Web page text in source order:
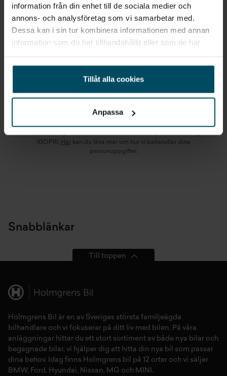
information från din enhet till de sociala medier och
annons- och analysföretag som vi samarbetar med.
Dessa kan i sin tur kombinera informationen med annan
information som du har tillhandahållit eller som de har
Tillåt alla cookies
Anpassa
Jag vill starta en bevakning
Bevaka
(GDPR). Härkan du läsa mer om hur vi behandlar dina
personuppgifter.
Snabblänkar
Till toppen
Holmgrens Bil är en av Sveriges största familjeägda
bilhandlare och vi fokuserar på ditt liv med bilen. På våra
anläggningar hittar du ett stort sortiment av både nya bilar och
begagnade bilar, vi hjälper dig att hitta din nya bil som passar
dina behov. Idag finns Holmgrens bil på 12 orter och vi säljer
BMW, Ford, Hyundai, Nissan , MG och MINI.